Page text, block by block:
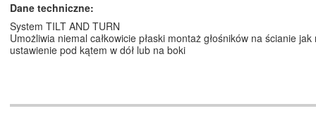
Dane techniczne:
System TILT AND TURN
Umożliwia niemal całkowicie płaski montaż głośników na ścianie jak
ustawienie pod kątem w dół lub na boki